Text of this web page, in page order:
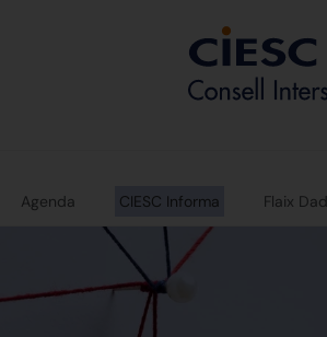
Agenda CIESC Informa Flaix